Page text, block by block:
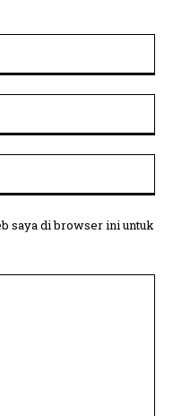
saya di browser ini untuk